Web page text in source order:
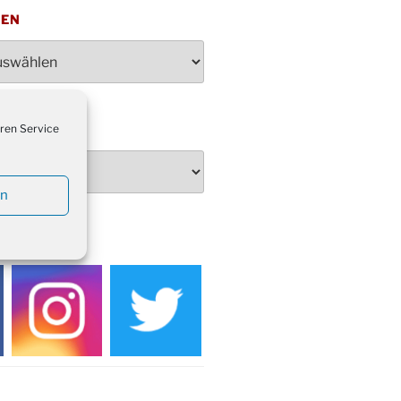
Service
von 16-20 Uhr
18:30 Uhr
zum Volkstrauertag am
Drabenderhöhe um 11:15 Uhr
des Honterus Chors im
um 19:00 Uhr
im Ev. Gemeindehaus von